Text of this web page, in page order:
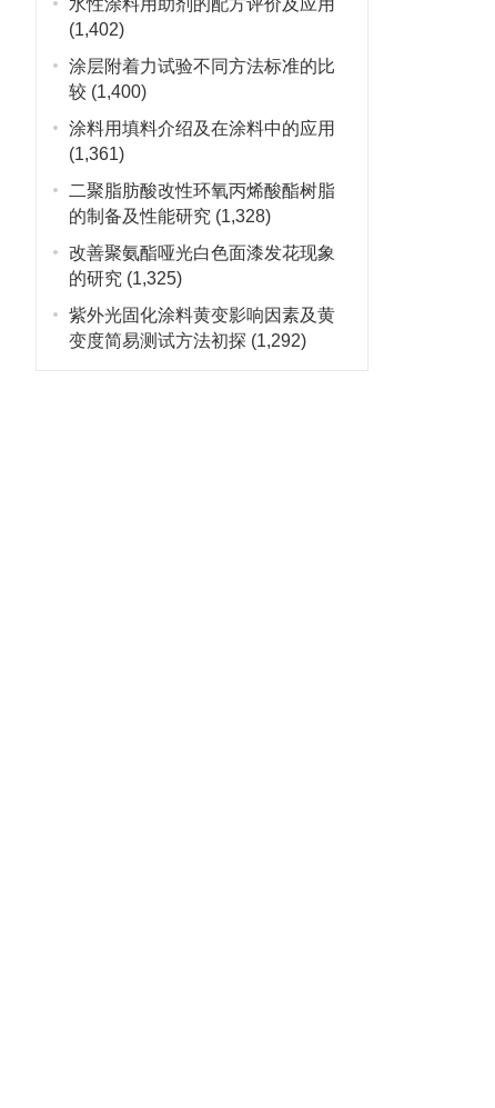
水性涂料用助剂的配方评价及应用
(1,402)
涂层附着力试验不同方法标准的比
较 (1,400)
涂料用填料介绍及在涂料中的应用
(1,361)
二聚脂肪酸改性环氧丙烯酸酯树脂
的制备及性能研究 (1,328)
改善聚氨酯哑光白色面漆发花现象
的研究 (1,325)
紫外光固化涂料黄变影响因素及黄
变度简易测试方法初探 (1,292)